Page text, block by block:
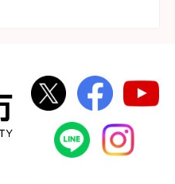
桜川市
桜川市公式
桜川
桜川市公